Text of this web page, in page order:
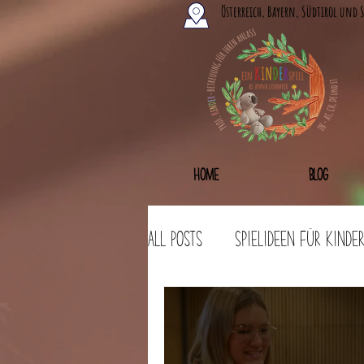
Österreich, Bayern, Südtirol und
Home Blog
All Posts Spielideen für Kinder
Bastelideen